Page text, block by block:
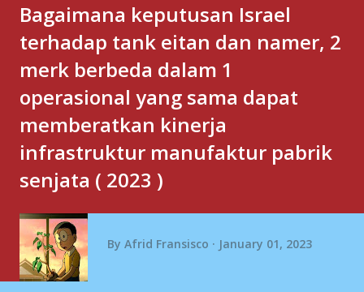
Bagaimana keputusan Israel
terhadap tank eitan dan namer, 2
merk berbeda dalam 1
operasional yang sama dapat
memberatkan kinerja
infrastruktur manufaktur pabrik
senjata ( 2023 )
By Afrid Fransisco January 01, 2023